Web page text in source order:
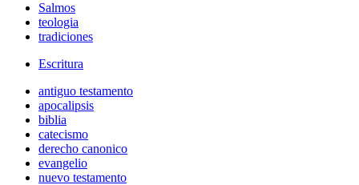
Salmos
teologia
tradiciones
Escritura
antiguo testamento
apocalipsis
biblia
catecismo
derecho canonico
evangelio
nuevo testamento